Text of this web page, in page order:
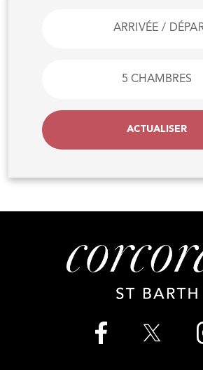
ACTUALISER